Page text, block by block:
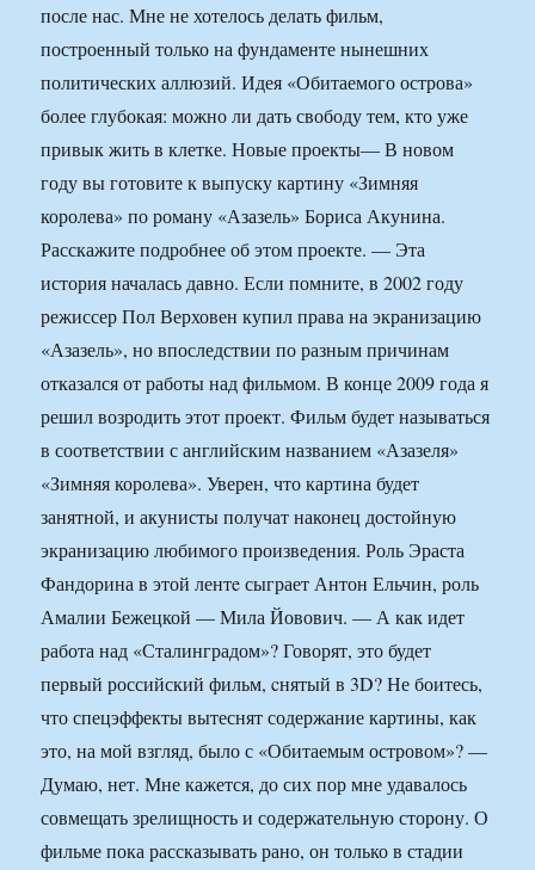
после нас. Мне не хотелось делать фильм,
построенный только на фундаменте нынешних
политических аллюзий. Идея «Обитаемого острова»
более глубокая: можно ли дать свободу тем, кто уже
привык жить в клетке. Новые проекты— В новом
году вы готовите к выпуску картину «Зимняя
королева» по роману «Азазель» Бориса Акунина.
Расскажите подробнее об этом проекте. — Эта
история началась давно. Если помните, в 2002 году
режиссер Пол Верховен купил права на экранизацию
«Азазель», но впоследствии по разным причинам
отказался от работы над фильмом. В конце 2009 года я
решил возродить этот проект. Фильм будет называться
в соответствии с английским названием «Азазеля»
«Зимняя королева». Уверен, что картина будет
занятной, и акунисты получат наконец достойную
экранизацию любимого произведения. Роль Эраста
Фандорина в этой лентe сыграет Антон Ельчин, роль
Амалии Бежецкой — Мила Йовович. — А как идет
работа над «Сталинградом»? Говорят, это будет
первый российский фильм, cнятый в 3D? Не боитесь,
что спецэффекты вытеснят содержание картины, как
это, на мой взгляд, было с «Обитаемым островом»? —
Думаю, нет. Мне кажется, до сих пор мне удавалось
совмещать зрелищность и содержательную сторону. О
фильме пока рассказывать рано, он только в стадии